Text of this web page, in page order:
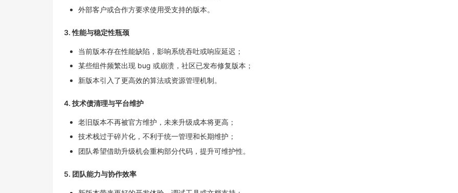
外部客户或合作方要求使用受支持的版本。
3.性能与稳定性瓶颈
当前版本存在性能缺陷，影响系统吞吐或响应延迟；
某些组件频繁出现 bug 或崩溃，社区已发布修复版本；
新版本引入了更高效的算法或资源管理机制。
4. 技术债清理与平台维护
老旧版本不再被官方维护，未来升级成本将更高；
技术栈过于碎片化，不利于统一管理和长期维护；
团队希望借助升级机会重构部分代码，提升可维护性。
5. 团队能力与协作效率